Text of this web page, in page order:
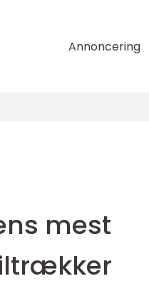
Annoncering
mest